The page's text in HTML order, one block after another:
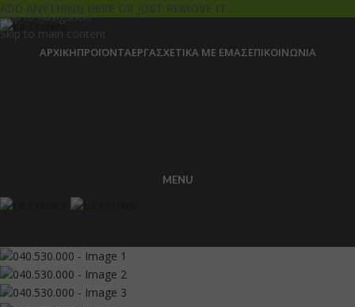
Skip to navigation
Skip to main content
ADD ANYTHING HERE OR JUST REMOVE IT…
ΑΡΧΙΚΉΠΡΟΪΌΝΤΑΈΡΓΑΣΧΕΤΙΚΆ ΜΕ ΕΜΆΣΕΠΙΚΟΙΝΩΝΊΑ
MENU